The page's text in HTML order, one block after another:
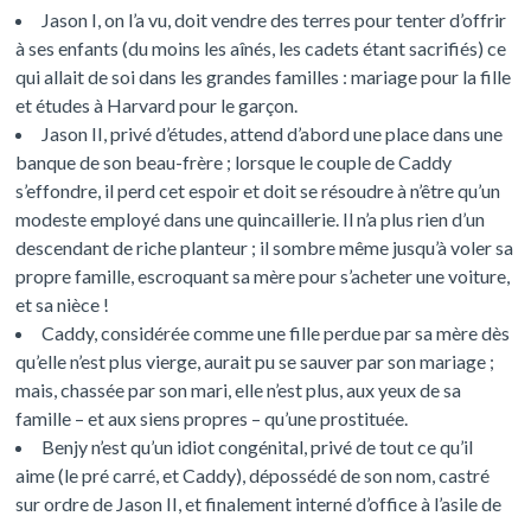
Jason I, on l’a vu, doit vendre des terres pour tenter d’offrir
à ses enfants (du moins les aînés, les cadets étant sacrifiés) ce
qui allait de soi dans les grandes familles : mariage pour la fille
et études à Harvard pour le garçon.
Jason II, privé d’études, attend d’abord une place dans une
banque de son beau-frère ; lorsque le couple de Caddy
s’effondre, il perd cet espoir et doit se résoudre à n’être qu’un
modeste employé dans une quincaillerie. Il n’a plus rien d’un
descendant de riche planteur ; il sombre même jusqu’à voler sa
propre famille, escroquant sa mère pour s’acheter une voiture,
et sa nièce !
Caddy, considérée comme une fille perdue par sa mère dès
qu’elle n’est plus vierge, aurait pu se sauver par son mariage ;
mais, chassée par son mari, elle n’est plus, aux yeux de sa
famille – et aux siens propres – qu’une prostituée.
Benjy n’est qu’un idiot congénital, privé de tout ce qu’il
aime (le pré carré, et Caddy), dépossédé de son nom, castré
sur ordre de Jason II, et finalement interné d’office à l’asile de